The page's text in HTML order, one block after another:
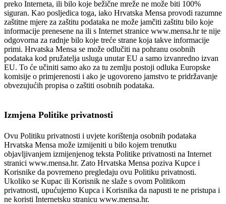
preko Interneta, ili bilo koje bežične mreže ne može biti 100%
siguran. Kao posljedica toga, iako Hrvatska Mensa provodi razumne
zaštitne mjere za zaštitu podataka ne može jamčiti zaštitu bilo koje
informacije prenesene na ili s Internet stranice www.mensa.hr te nije
odgovorna za radnje bilo koje treće strane koja takve informacije
primi. Hrvatska Mensa se može odlučiti na pohranu osobnih
podataka kod pružatelja usluga unutar EU a samo izvanredno izvan
EU. To će učiniti samo ako za tu zemlju postoji odluka Europske
komisije o primjerenosti i ako je ugovoreno jamstvo te pridržavanje
obvezujućih propisa o zaštiti osobnih podataka.
Izmjena Politike privatnosti
Ovu Politiku privatnosti i uvjete korištenja osobnih podataka
Hrvatska Mensa može izmijeniti u bilo kojem trenutku
objavljivanjem izmijenjenog teksta Politike privatnosti na Internet
stranici www.mensa.hr. Zato Hrvatska Mensa poziva Kupce i
Korisnike da povremeno pregledaju ovu Politiku privatnosti.
Ukoliko se Kupac ili Korisnik ne slaže s ovom Politikom
privatnosti, upućujemo Kupca i Korisnika da napusti te ne pristupa i
ne koristi Internetsku stranicu www.mensa.hr.